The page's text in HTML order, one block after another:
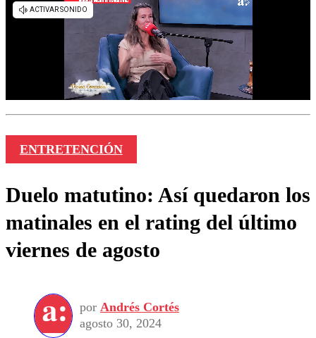
ENTRETENCIÓN
Duelo matutino: Así quedaron los
matinales en el rating del último
viernes de agosto
por Andrés Cortés
agosto 30, 2024